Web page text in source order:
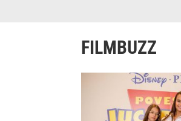
FILMBUZZ